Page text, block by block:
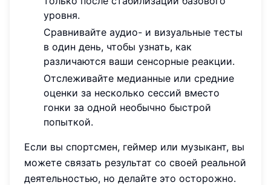
уровня.
Сравнивайте аудио- и визуальные тесты
в один день, чтобы узнать, как
различаются ваши сенсорные реакции.
Отслеживайте медианные или средние
оценки за несколько сессий вместо
гонки за одной необычно быстрой
попыткой.
Если вы спортсмен, геймер или музыкант, вы
можете связать результат со своей реальной
деятельностью, но делайте это осторожно.